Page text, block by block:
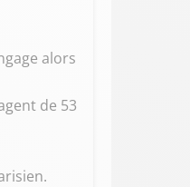
alors
de 53